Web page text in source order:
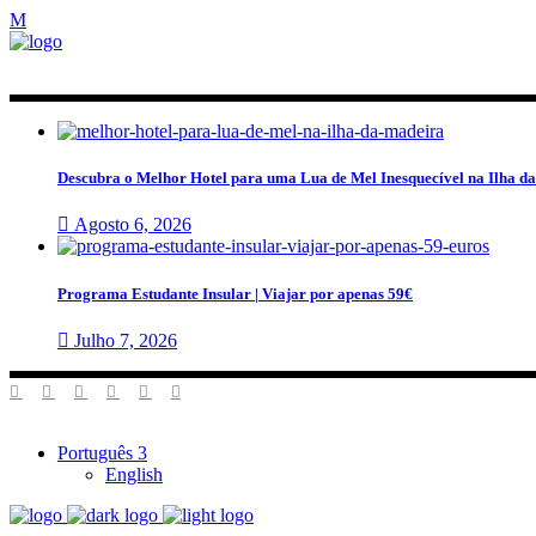
Descubra o Melhor Hotel para uma Lua de Mel Inesquecível na Ilha
Agosto 6, 2026
Programa Estudante Insular | Viajar por apenas 59€
Julho 7, 2026
Português
English